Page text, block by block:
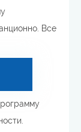
Все